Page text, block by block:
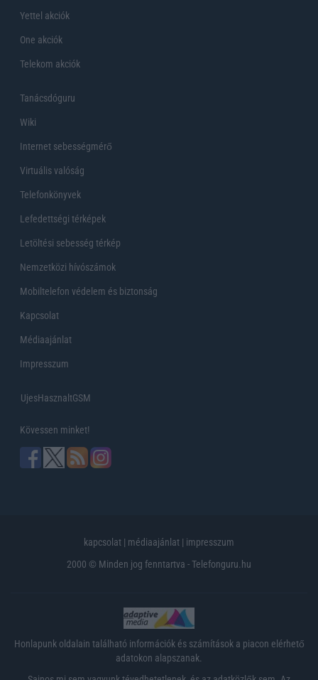
Yettel akciók
One akciók
Telekom akciók
Tanácsdóguru
Wiki
Internet sebességmérő
Virtuális valóság
Telefonkönyvek
Lefedettségi térképek
Letöltési sebesség térkép
Nemzetközi hívószámok
Mobiltelefon védelem és biztonság
Kapcsolat
Médiaajánlat
Impresszum
UjesHasznaltGSM
Kövessen minket!
kapcsolat | médiaajánlat | impresszum
2000 © Minden jog fenntartva - Telefonguru.hu
Honlapunk oldalain található információk és számítások a piacon elérhető
adatokon alapszanak.